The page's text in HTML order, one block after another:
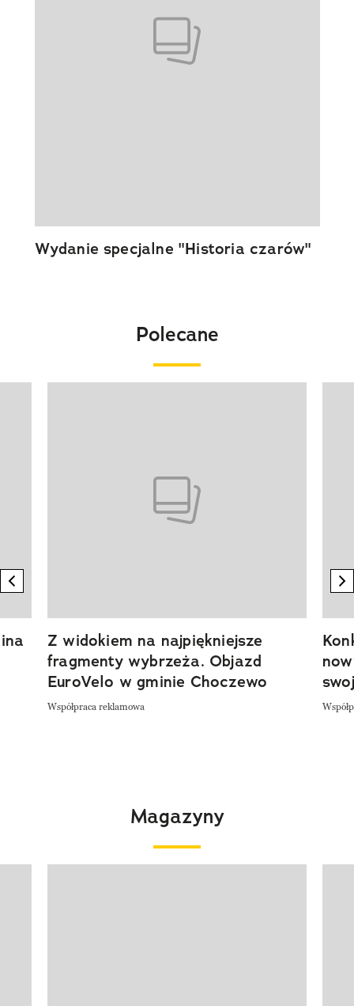
Wydanie specjalne "Historia czarów"
Polecane
previous element
Z widokiem na najpiękniejsze
fragmenty wybrzeża. Objazd
EuroVelo w gminie Choczewo
Współpraca reklamowa
Magazyny